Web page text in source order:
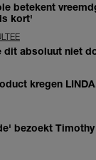
betekent
kort'
dit absoluut niet
kregen
bezoekt